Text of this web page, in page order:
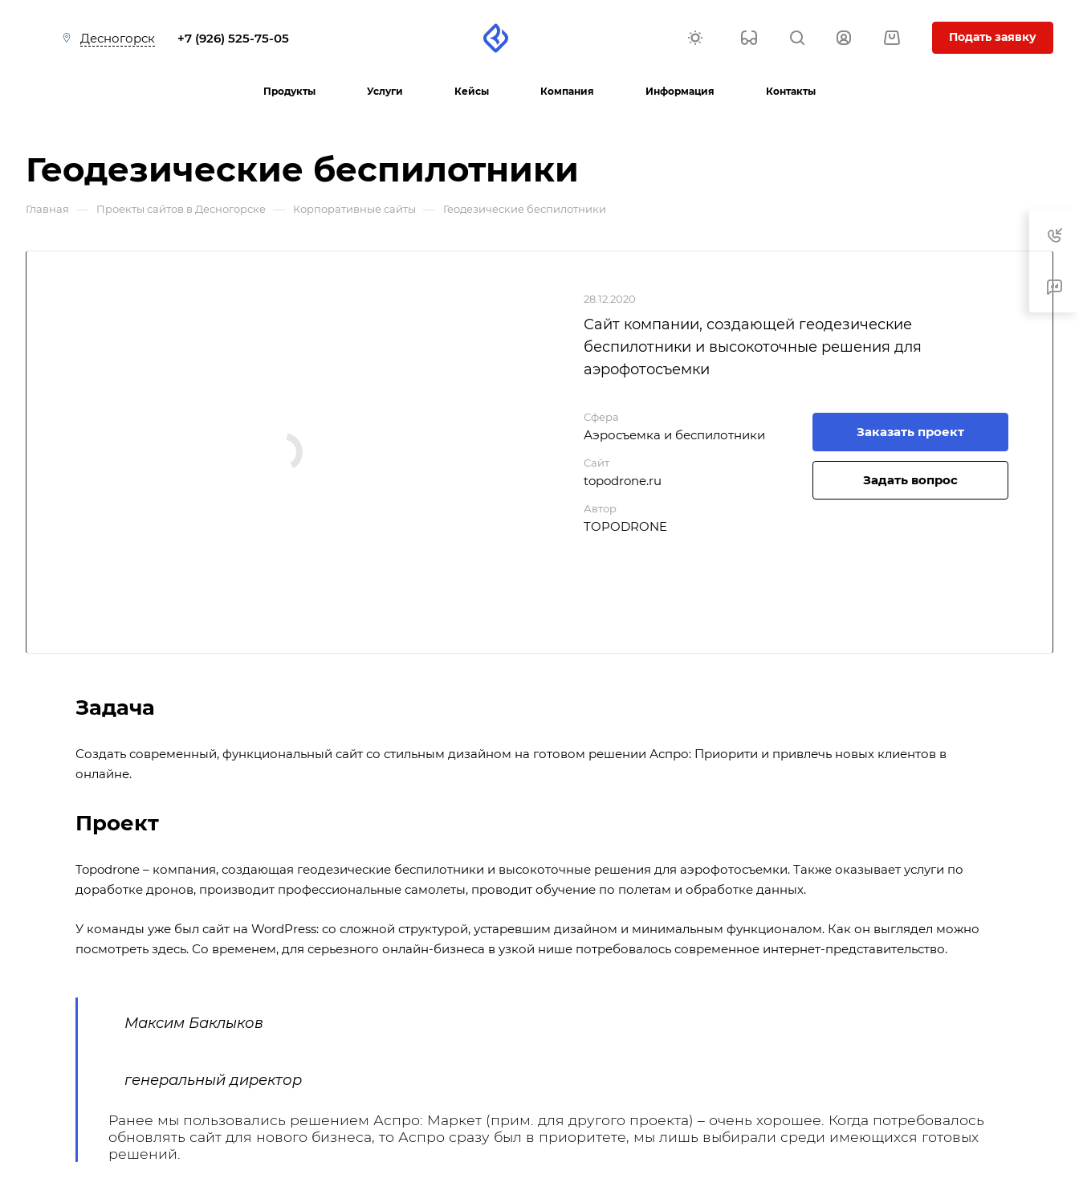
Десногорск +7 (926) 525-75-05 Подать заявку
Продукты Услуги Кейсы Компания Информация Контакты
Геодезические беспилотники
Главная — Проекты сайтов в Десногорске — Корпоративные сайты — Геодезические беспилотники
28.12.2020
Сайт компании, создающей геодезические
беспилотники и высокоточные решения для
аэрофотосъемки
Сфера
Аэросъемка и беспилотники
Сайт
topodrone.ru
Автор
TOPODRONE
Заказать проект
Задать вопрос
Задача
Создать современный, функциональный сайт со стильным дизайном на готовом решении Аспро: Приорити и привлечь новых клиентов в
онлайне.
Проект
Topodrone – компания, создающая геодезические беспилотники и высокоточные решения для аэрофотосъемки. Также оказывает услуги по
доработке дронов, производит профессиональные самолеты, проводит обучение по полетам и обработке данных.
У команды уже был сайт на WordPress: со сложной структурой, устаревшим дизайном и минимальным функционалом. Как он выглядел можно
посмотреть здесь. Со временем, для серьезного онлайн-бизнеса в узкой нише потребовалось современное интернет-представительство.
Максим Баклыков
генеральный директор
Ранее мы пользовались решением Аспро: Маркет (прим. для другого проекта) – очень хорошее. Когда потребовалось
обновлять сайт для нового бизнеса, то Аспро сразу был в приоритете, мы лишь выбирали среди имеющихся готовых
решений.